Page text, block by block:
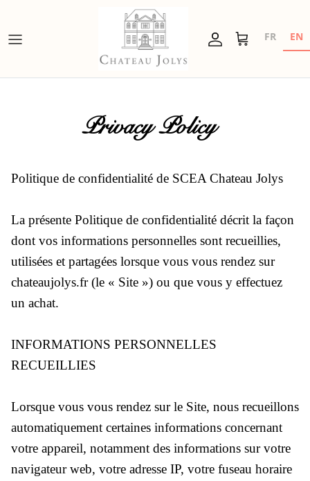
FR EN
Sec
Visites & Dégustations
L'histoire de Château Jolys
Le Vignoble
Où trouver nos vins à l'étranger
Privacy Policy
Politique de confidentialité de SCEA Chateau Jolys
La présente Politique de confidentialité décrit la façon
dont vos informations personnelles sont recueillies,
utilisées et partagées lorsque vous vous rendez sur
chateaujolys.fr (le « Site ») ou que vous y effectuez
un achat.
INFORMATIONS PERSONNELLES
RECUEILLIES
Lorsque vous vous rendez sur le Site, nous recueillons
automatiquement certaines informations concernant
votre appareil, notamment des informations sur votre
navigateur web, votre adresse IP, votre fuseau horaire